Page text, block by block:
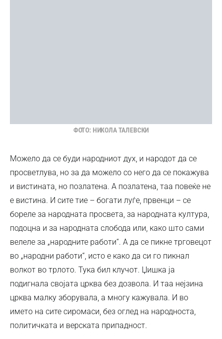
ФОТО: НИКОЛА ТАЛЕВСКИ
Можело да се буди народниот дух, и народот да се
просветлува, но за да можело со него да се покажува
и вистината, но позлатена. А позлатена, таа повеќе не
е вистина. И сите тие – богати луѓе, првенци – се
бореле за народната просвета, за народната култура,
подоцна и за народната слобода или, како што сами
велеле за „народните работи“. А да се пикне трговецот
во „народни работи“, исто е како да си го пикнал
волкот во трлото. Тука бил клучот. Џишка ја
подигнала својата црква без дозвола. И таа нејзина
црква малку зборувала, а многу кажувала. И во
името на сите сиромаси, без оглед на народноста,
политичката и верската припадност.